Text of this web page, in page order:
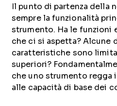
Il punto di partenza della
sempre la funzionalità
strumento. Ha le funzioni
che ci si aspetta? Alcune
caratteristiche sono
superiori?
che uno strumento
alle capacità di base dei